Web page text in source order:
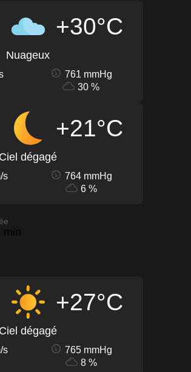
+30°C
Nuageux
761 mmHg
30 %
+21°C
Ciel dégagé
s
764 mmHg
6 %
min
+27°C
Ciel dégagé
s
765 mmHg
8 %